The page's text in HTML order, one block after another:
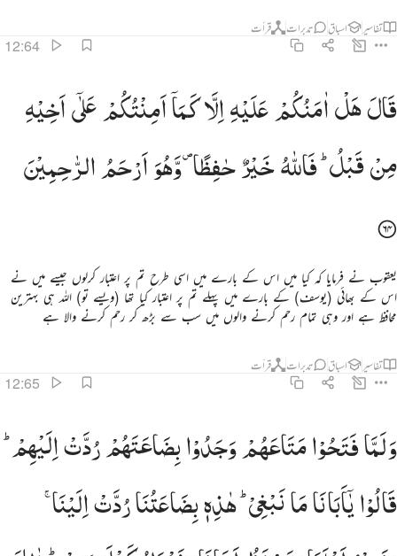
تفاسیر اسباق تدبرات قرأت
12:64
قال هل امنكم عليه الا كما امنتكم على اخيه من قبل فالله خير حافظا وهو ارحم الراحمين ٦٤
قَالَ هَلْ ءَامَنُكُمْ عَلَيْهِ إِلَّا كَمَآ أَمِنتُكُمْ عَلَىٰٓ أَخِيهِ مِن قَبْلُ ۖ فَٱللَّهُ خَيْرٌ حَـٰفِظًۭا ۖ وَهُوَ أَرْحَمُ ٱلرَّٰحِمِينَ ٦٤
قَالَهَلْاٰمَنُكُمْعَلَیْهِاِلَّاكَمَاۤاَمِنْتُكُمْعَلٰۤیاَخِیْهِ
مِنْقَبْلُ ؕ فَاللّٰهُخَیْرٌحٰفِظًا ۪ وَّهُوَاَرْحَمُالرّٰحِمِیْنَ
یعقوب نے فرمایا کہ کیا میں اس کے بارے میں اسی طرح تم پر اعتبار کرلوں جیسے میں نے
اس کے بھائی (یوسف) کے بارے میں پہلے تم پر اعتبار کیا تھا (ویسے تو) اللہ ہی بہترین
محافظ ہے اور وہی تمام رحم کرنے والوں میں سب سے بڑھ کر رحم کرنے والا ہے
تفاسیر اسباق تدبرات قرأت
12:65
ولما فتحوا متاعهم وجدوا بضاعتهم ردت اليهم قالوا يا ابانا ما نبغي هاذه بضاعتنا ردت الينا ونمير اهلنا ونحفظ
وَلَمَّا فَتَحُوا۟ مَتَـٰعَهُمْ وَجَدُوا۟ بِضَـٰعَتَهُمْ رُدَّتْ إِلَيْهِمْ ۖ قَالُوا۟ يَـٰٓأَبَانَا مَا نَبْغِى ۖ هَـٰذِهِۦ بِضَـٰعَتُنَا
وَلَمَّافَتَحُوْامَتَاعَهُمْوَجَدُوْابِضَاعَتَهُمْرُدَّتْاِلَیْهِمْ ؕ
قَالُوْایٰۤاَبَانَامَانَبْغِیْ ؕ هٰذِهٖبِضَاعَتُنَارُدَّتْاِلَیْنَا ۚ